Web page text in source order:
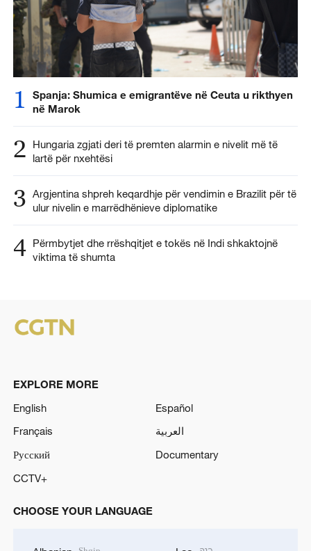
1
Spanja: Shumica e emigrantëve në Ceuta u rikthyen
në Marok
2
Hungaria zgjati deri të premten alarmin e nivelit më të
lartë për nxehtësi
3 Argjentina shpreh keqardhje për vendimin e Brazilit për të
ulur nivelin e marrëdhënieve diplomatike
4 Përmbytjet dhe rrëshqitjet e tokës në Indi shkaktojnë
viktima të shumta
EXPLORE MORE
English
Español
Français
العربية
Русский
Documentary
CCTV+
CHOOSE YOUR LANGUAGE